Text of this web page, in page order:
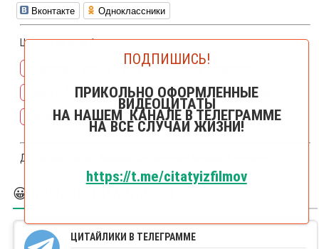
Вконтакте Одноклассники
Цитаты на тему🔎:
искусство
художник картина живописец картины
художники почерк
Другие цитаты из фильма
😀 БОЛЬШЕ ЦИТАЙЛИКОВ
ЦИТАЙЛИКИ В ТЕЛЕГРАММЕ
ПОДПИШИСЬ!
ПРИКОЛЬНО ОФОРМЛЕННЫЕ
ВИДЕОЦИТАТЫ
НА НАШЕМ КАНАЛЕ В ТЕЛЕГРАММЕ
НА ВСЕ СЛУЧАИ ЖИЗНИ!
https://t.me/citatyizfilmov